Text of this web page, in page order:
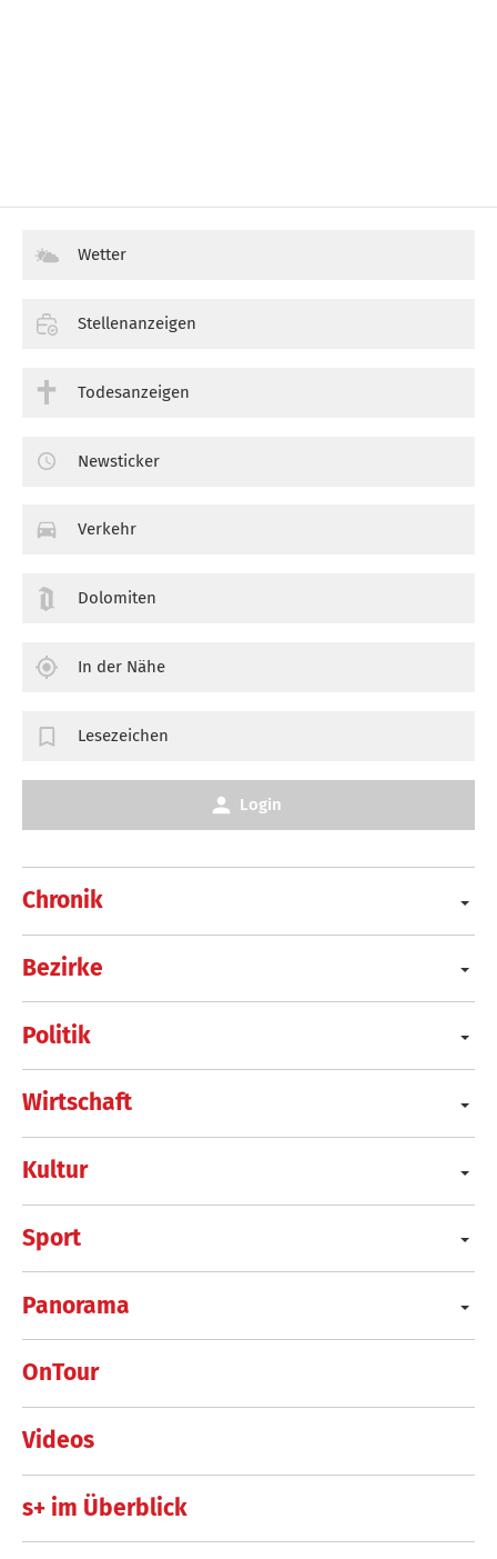
Chronik
Bezirke
Politik
Wirtschaft
Kultur
Sport
Panorama
OnTour
Videos
s+ im Überblick
Wetter
Stellenanzeigen
Todesanzeigen
Newsticker
Verkehr
Dolomiten
In der Nähe
Lesezeichen
Login